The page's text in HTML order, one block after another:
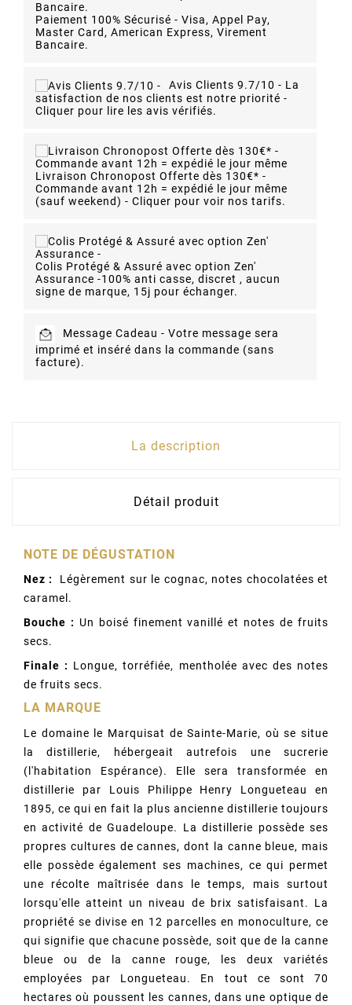
Paiement 100% Sécurisé - Visa, Appel Pay,
Master Card, American Express, Virement
Bancaire.
Avis Clients 9.7/10 - La
satisfaction de nos clients est notre priorité -
Cliquer pour lire les avis vérifiés.
Livraison Chronopost Offerte dès 130€* -
Commande avant 12h = expédié le jour même
(sauf weekend) - Cliquer pour voir nos tarifs.
Colis Protégé & Assuré avec option Zen'
Assurance -100% anti casse, discret , aucun
signe de marque, 15j pour échanger.
Message Cadeau - Votre message sera
imprimé et inséré dans la commande (sans
facture).
La description
Détail produit
NOTE DE DÉGUSTATION
Nez :
Légèrement sur le cognac, notes chocolatées et
caramel.
Bouche : Un boisé finement vanillé et notes de fruits
secs.
Finale : Longue, torréfiée, mentholée avec des notes
de fruits secs.
LA MARQUE
Le domaine le Marquisat de Sainte-Marie, où se situe
la distillerie, hébergeait autrefois une sucrerie
(l'habitation Espérance). Elle sera transformée en
distillerie par Louis Philippe Henry Longueteau en
1895, ce qui en fait la plus ancienne distillerie toujours
en activité de Guadeloupe. La distillerie possède ses
propres cultures de cannes, dont la canne bleue, mais
elle possède également ses machines, ce qui permet
une récolte maîtrisée dans le temps, mais surtout
lorsqu'elle atteint un niveau de brix satisfaisant. La
propriété se divise en 12 parcelles en monoculture, ce
qui signifie que chacune possède, soit que de la canne
bleue ou de la canne rouge, les deux variétés
employées par Longueteau. En tout ce sont 70
hectares où poussent les cannes, dans une optique de